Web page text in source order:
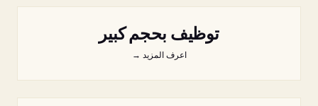
توظيف بحجم كبير
اعرف المزيد →